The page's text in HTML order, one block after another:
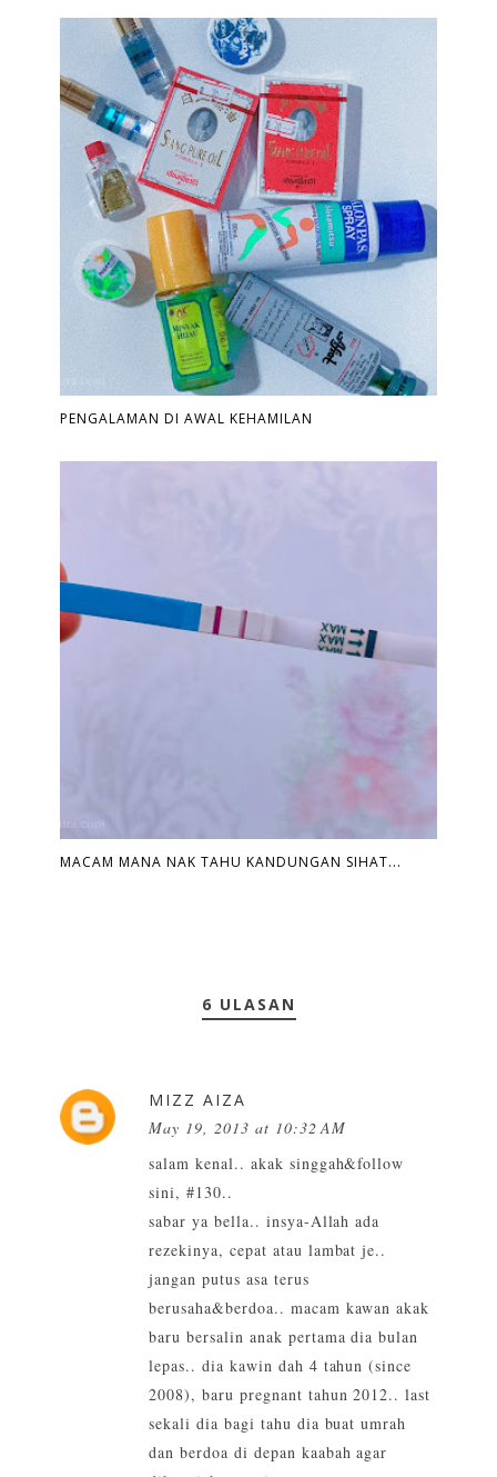
PENGALAMAN DI AWAL KEHAMILAN
MACAM MANA NAK TAHU KANDUNGAN SIHAT...
6 ULASAN
MIZZ AIZA
May 19, 2013 at 10:32 AM
salam kenal.. akak singgah&follow
sini, #130..
sabar ya bella.. insya-Allah ada
rezekinya, cepat atau lambat je..
jangan putus asa terus
berusaha&berdoa.. macam kawan akak
baru bersalin anak pertama dia bulan
lepas.. dia kawin dah 4 tahun (since
2008), baru pregnant tahun 2012.. last
sekali dia bagi tahu dia buat umrah
dan berdoa di depan kaabah agar